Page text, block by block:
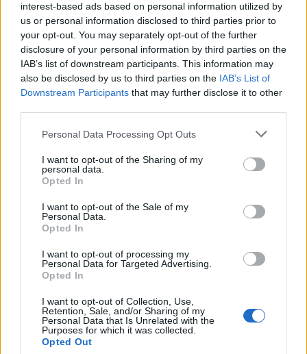
interest-based ads based on personal information utilized by
us or personal information disclosed to third parties prior to
your opt-out. You may separately opt-out of the further
disclosure of your personal information by third parties on the
IAB’s list of downstream participants. This information may
also be disclosed by us to third parties on the IAB’s List of
Downstream Participants that may further disclose it to other
Personal Data Processing Opt Outs
I want to opt-out of the Sharing of my
personal data.
Opted In
I want to opt-out of the Sale of my
Personal Data.
Opted In
I want to opt-out of processing my
Personal Data for Targeted Advertising.
Opted In
I want to opt-out of Collection, Use,
Retention, Sale, and/or Sharing of my
Personal Data that Is Unrelated with the
Purposes for which it was collected.
Opted Out
2026. augusztus 07., péntek
Ha a helyzet indokolja, biztonsági
intézkedéseket lehet elrendelni az
országos villamosenergia-
hálózatban